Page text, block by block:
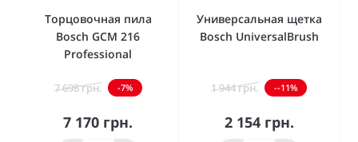
Торцовочная пила
Bosch GCM 216
Professional
7 698 грн. -7%
7 170 грн.
Универсальная щетка
Bosch UniversalBrush
1 944 грн. --11%
2 154 грн.